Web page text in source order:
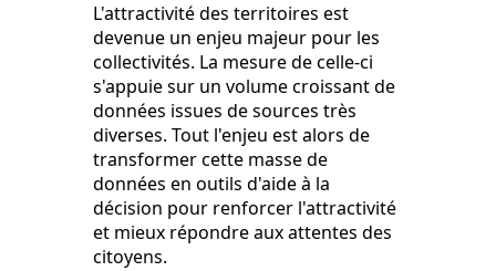
L'attractivité des territoires est
devenue un enjeu majeur pour les
collectivités. La mesure de celle-ci
s'appuie sur un volume croissant de
données issues de sources très
diverses. Tout l'enjeu est alors de
transformer cette masse de
données en outils d'aide à la
décision pour renforcer l'attractivité
et mieux répondre aux attentes des
citoyens.